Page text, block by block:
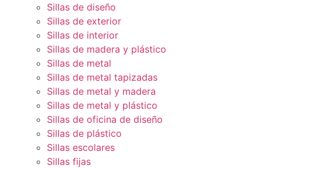
Sillas de diseño
Sillas de exterior
Sillas de interior
Sillas de madera y plástico
Sillas de metal
Sillas de metal tapizadas
Sillas de metal y madera
Sillas de metal y plástico
Sillas de oficina de diseño
Sillas de plástico
Sillas escolares
Sillas fijas